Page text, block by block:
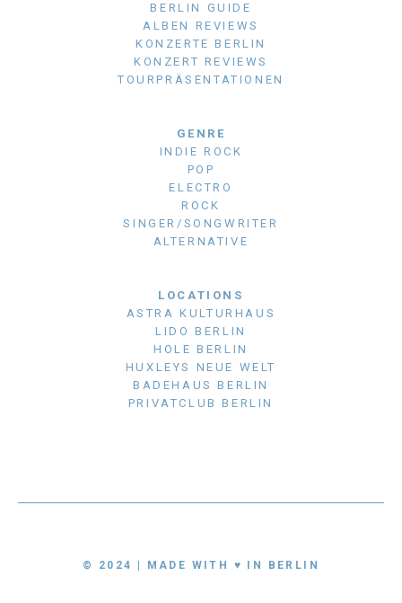
BERLIN GUIDE
ALBEN REVIEWS
KONZERTE BERLIN
KONZERT REVIEWS
TOURPRÄSENTATIONEN
GENRE
INDIE ROCK
POP
ELECTRO
ROCK
SINGER/SONGWRITER
ALTERNATIVE
LOCATIONS
ASTRA KULTURHAUS
LIDO BERLIN
HOLE BERLIN
HUXLEYS NEUE WELT
BADEHAUS BERLIN
PRIVATCLUB BERLIN
© 2024 | MADE WITH ♥ IN BERLIN